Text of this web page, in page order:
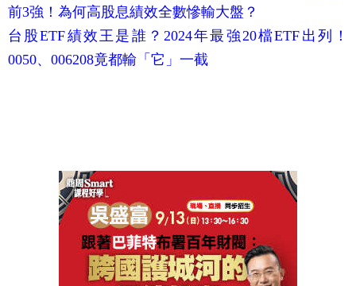
前3強！為何高股息績效全數慘輸大盤？
台股ETF績效王是誰？2024年最強20檔ETF出列！
0050、006208竟都輸「它」一截